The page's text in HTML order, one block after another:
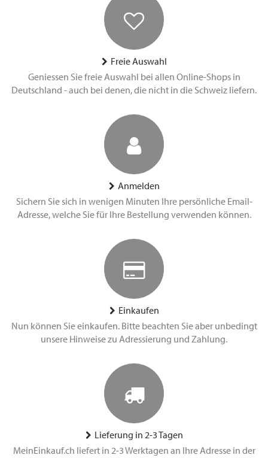
Freie Auswahl
Geniessen Sie freie Auswahl bei allen Online-Shops in
Deutschland - auch bei denen, die nicht in die Schweiz liefern.
Anmelden
Sichern Sie sich in wenigen Minuten Ihre persönliche Email-
Adresse, welche Sie für Ihre Bestellung verwenden können.
Einkaufen
Nun können Sie einkaufen. Bitte beachten Sie aber unbedingt
unsere Hinweise zu Adressierung und Zahlung.
Lieferung in 2-3 Tagen
MeinEinkauf.ch liefert in 2-3 Werktagen an Ihre Adresse in der